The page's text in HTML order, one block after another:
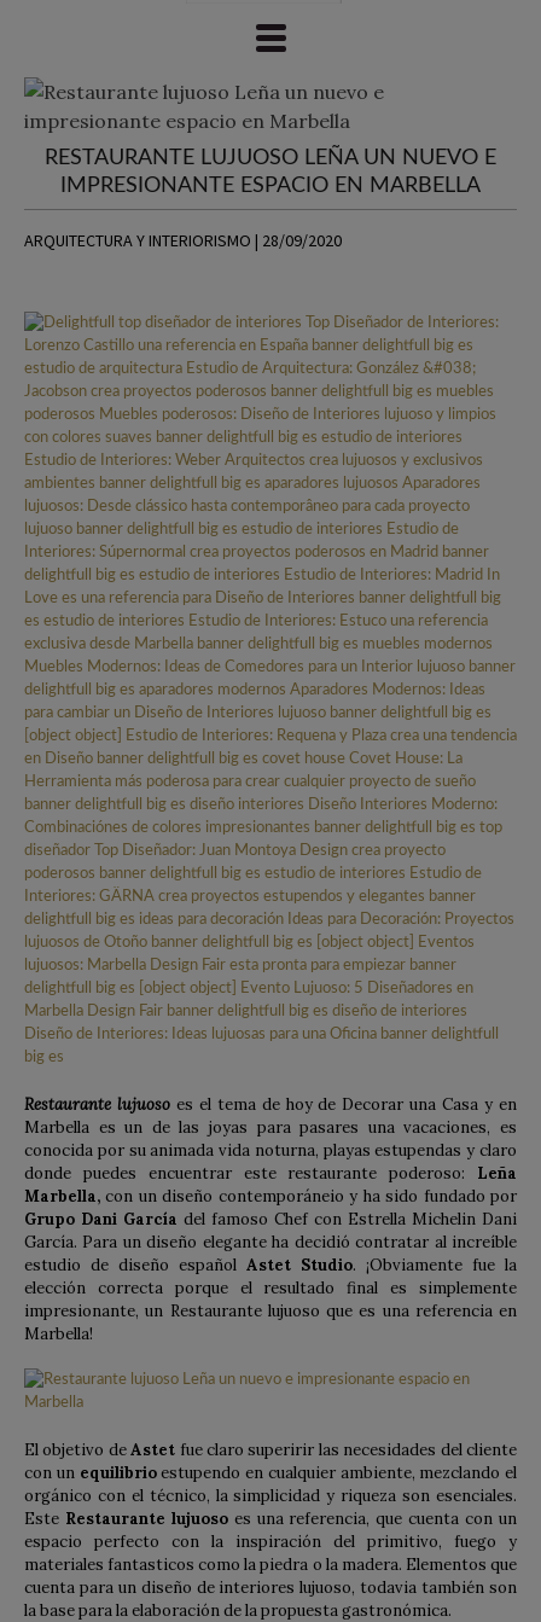
RESTAURANTE LUJUOSO LEÑA UN NUEVO E
IMPRESIONANTE ESPACIO EN MARBELLA
ARQUITECTURA Y INTERIORISMO | 28/09/2020
Restaurante lujuosoes el tema de hoy de Decorar una Casa y en
Marbella es un de las joyas para pasares una vacaciones, es
conocida por su animada vida noturna, playas estupendas y claro
donde puedes encuentrar este restaurante poderoso: Leña
Marbella, con un diseño contemporáneio y ha sido fundado por
Grupo Dani García del famoso Chef con Estrella Michelin Dani
García. Para un diseño elegante ha decidió contratar al increíble
estudio de diseño español Astet Studio. ¡Obviamente fue la
elección correcta porque el resultado final es simplemente
impresionante, un Restaurante lujuoso que es una referencia en
Marbella!
El objetivo deAstet fue claro superirir las necesidades del cliente
con un equilibrioestupendo en cualquier ambiente, mezclando el
orgánico con el técnico, la simplicidad y riqueza son esenciales.
Este Restaurante lujuosoes una referencia, que cuenta con un
espacio perfecto con la inspiración del primitivo, fuego y
materiales fantasticos como la piedra o la madera. Elementos que
cuenta para un diseño de interiores lujuoso, todavia también son
la base para la elaboración de la propuesta gastronómica.